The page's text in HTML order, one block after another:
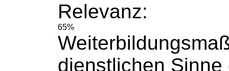
Relevanz:
65%
dienstlichen